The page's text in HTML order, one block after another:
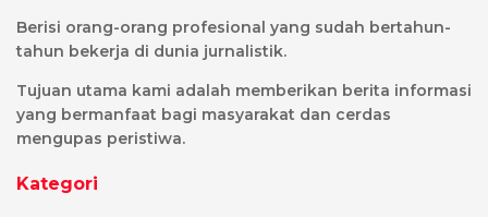
Berisi orang-orang profesional yang sudah bertahun-
tahun bekerja di dunia jurnalistik.
Tujuan utama kami adalah memberikan berita informasi
yang bermanfaat bagi masyarakat dan cerdas
mengupas peristiwa.
Kategori